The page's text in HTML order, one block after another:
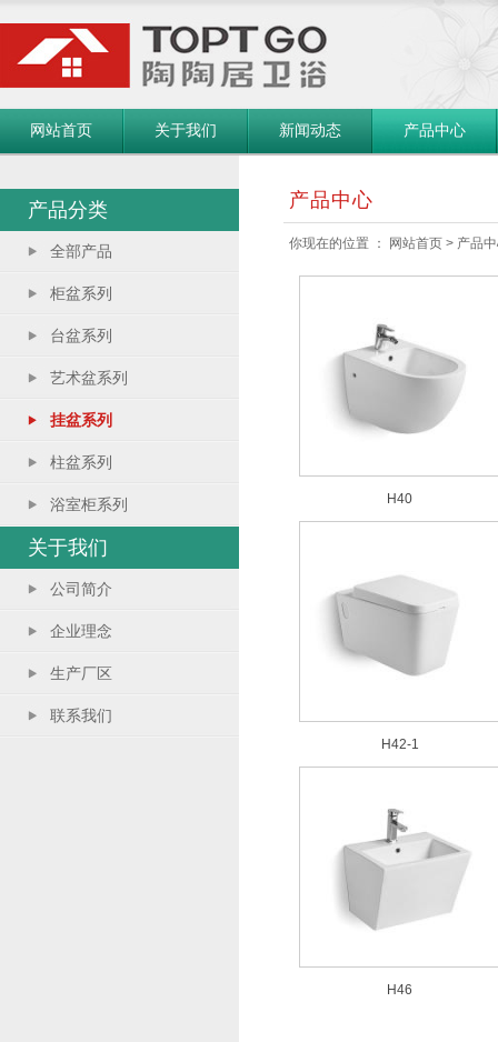
网站首页 关于我们 新闻动态 产品中心
产品分类
全部产品
柜盆系列
台盆系列
艺术盆系列
挂盆系列
柱盆系列
浴室柜系列
关于我们
公司简介
企业理念
生产厂区
联系我们
产品中心
你现在的位置 ： 网站首页 > 产品
H40
H42-1
H46